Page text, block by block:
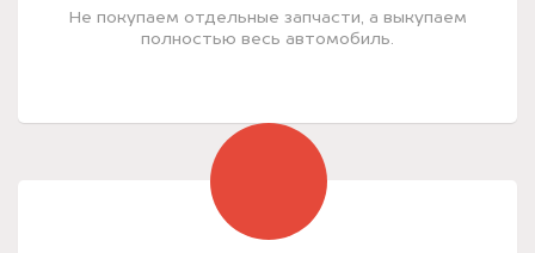
Не покупаем отдельные запчасти, а выкупаем
полностью весь автомобиль.